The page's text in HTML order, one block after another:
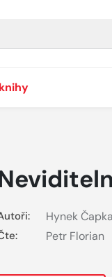
Hynek Čapka
Petr Florian